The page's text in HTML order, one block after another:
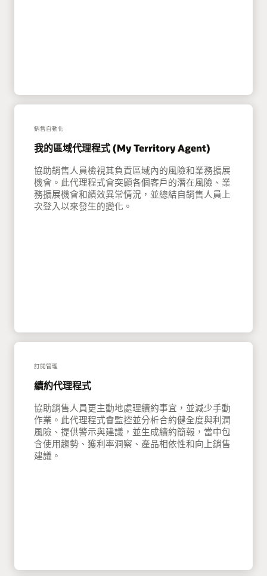
銷售自動化
我的區域代理程式 (My Territory Agent)
協助銷售人員檢視其負責區域內的風險和業務擴展
機會。此代理程式會突顯各個客戶的潛在風險、業
務擴展機會和績效異常情況，並總結自銷售人員上
次登入以來發生的變化。
訂閱管理
續約代理程式
協助銷售人員更主動地處理續約事宜，並減少手動
作業。此代理程式會監控並分析合約健全度與利潤
風險、提供警示與建議，並生成續約簡報，當中包
含使用趨勢、獲利率洞察、產品相依性和向上銷售
建議。